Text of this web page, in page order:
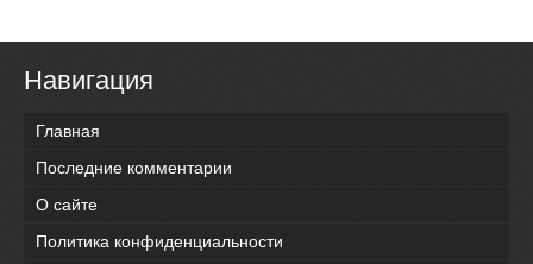
Навигация
Главная
Последние комментарии
О сайте
Политика конфиденциальности